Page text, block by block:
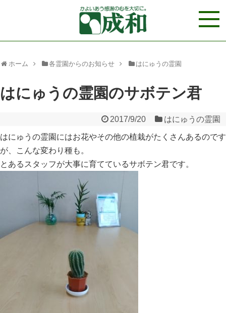
ホーム 各霊園からのお知らせ はにゅうの霊園
はにゅうの霊園のサボテン君
2017/9/20 はにゅうの霊園
はにゅうの霊園にはお花やその他の植栽がたくさんあるのです
が、こんな変わり種も。
とあるスタッフが大事に育てているサボテン君です。